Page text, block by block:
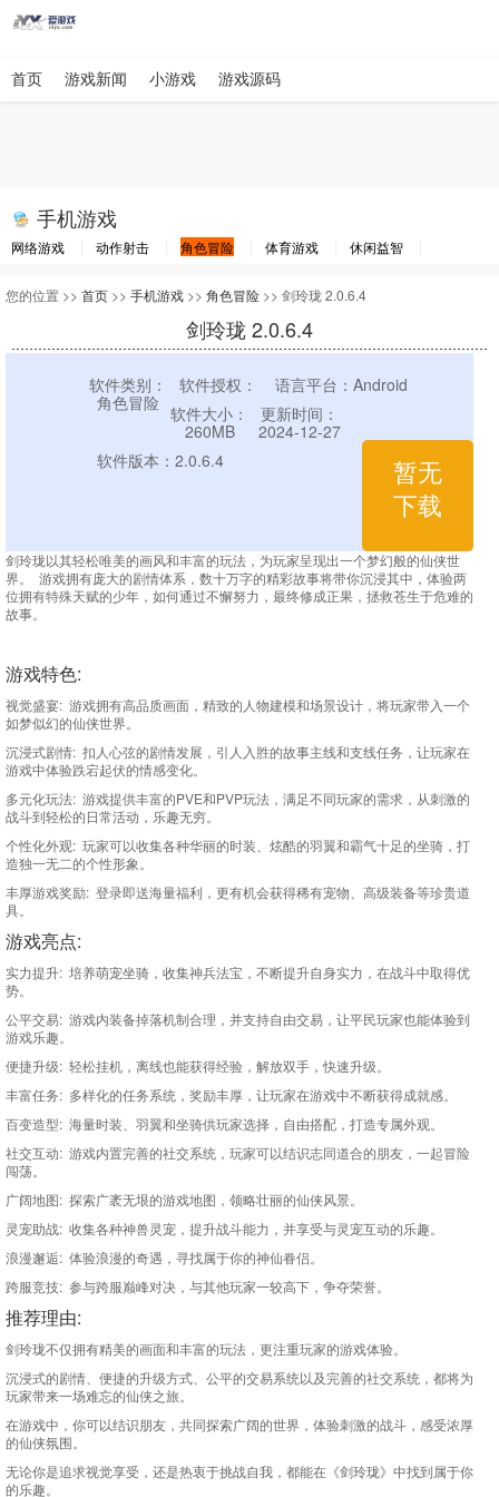
首页 游戏新闻 小游戏 游戏源码
手机游戏
网络游戏 动作射击 角色冒险 体育游戏
休闲益智
您的位置 >> 首页 >> 手机游戏 >> 角色冒险 >> 剑玲珑 2.0.6.4
剑玲珑 2.0.6.4
软件类别：
角色冒险
软件授权：
语言平台：Android
软件大小：
260MB
更新时间：
2024-12-27
软件版本：2.0.6.4
暂无
下载
剑玲珑以其轻松唯美的画风和丰富的玩法，为玩家呈现出一个梦幻般的仙侠世
界。 游戏拥有庞大的剧情体系，数十万字的精彩故事将带你沉浸其中，体验两
位拥有特殊天赋的少年，如何通过不懈努力，最终修成正果，拯救苍生于危难的
故事。
游戏特色:
视觉盛宴: 游戏拥有高品质画面，精致的人物建模和场景设计，将玩家带入一个
如梦似幻的仙侠世界。
沉浸式剧情: 扣人心弦的剧情发展，引人入胜的故事主线和支线任务，让玩家在
游戏中体验跌宕起伏的情感变化。
多元化玩法: 游戏提供丰富的PVE和PVP玩法，满足不同玩家的需求，从刺激的
战斗到轻松的日常活动，乐趣无穷。
个性化外观: 玩家可以收集各种华丽的时装、炫酷的羽翼和霸气十足的坐骑，打
造独一无二的个性形象。
丰厚游戏奖励: 登录即送海量福利，更有机会获得稀有宠物、高级装备等珍贵道
具。
游戏亮点:
实力提升: 培养萌宠坐骑，收集神兵法宝，不断提升自身实力，在战斗中取得优
势。
公平交易: 游戏内装备掉落机制合理，并支持自由交易，让平民玩家也能体验到
游戏乐趣。
便捷升级: 轻松挂机，离线也能获得经验，解放双手，快速升级。
丰富任务: 多样化的任务系统，奖励丰厚，让玩家在游戏中不断获得成就感。
百变造型: 海量时装、羽翼和坐骑供玩家选择，自由搭配，打造专属外观。
社交互动: 游戏内置完善的社交系统，玩家可以结识志同道合的朋友，一起冒险
闯荡。
广阔地图: 探索广袤无垠的游戏地图，领略壮丽的仙侠风景。
灵宠助战: 收集各种神兽灵宠，提升战斗能力，并享受与灵宠互动的乐趣。
浪漫邂逅: 体验浪漫的奇遇，寻找属于你的神仙眷侣。
跨服竞技: 参与跨服巅峰对决，与其他玩家一较高下，争夺荣誉。
推荐理由:
剑玲珑不仅拥有精美的画面和丰富的玩法，更注重玩家的游戏体验。
沉浸式的剧情、便捷的升级方式、公平的交易系统以及完善的社交系统，都将为
玩家带来一场难忘的仙侠之旅。
在游戏中，你可以结识朋友，共同探索广阔的世界，体验刺激的战斗，感受浓厚
的仙侠氛围。
无论你是追求视觉享受，还是热衷于挑战自我，都能在《剑玲珑》中找到属于你
的乐趣。